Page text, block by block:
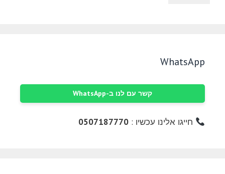
WhatsApp
קשר עם לנו ב-WhatsApp
חייגו אלינו עכשיו :0507187770